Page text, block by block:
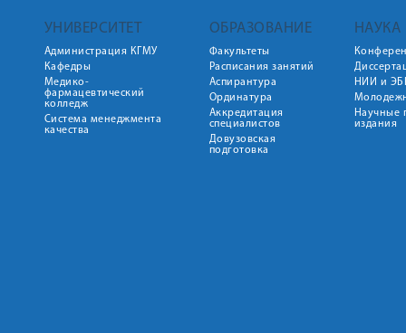
УНИВЕРСИТЕТ
Администрация КГМУ
Кафедры
Медико-
фармацевтический
колледж
Система менеджмента
качества
ОБРАЗОВАНИЕ
Факультеты
Расписания занятий
Аспирантура
Ординатура
Аккредитация
специалистов
Довузовская
подготовка
НАУКА
НИИ и
Научные
издания